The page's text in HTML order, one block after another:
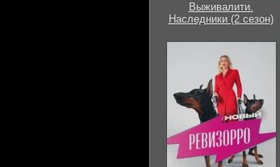
Выживалити.
Наследники (2 сезон)